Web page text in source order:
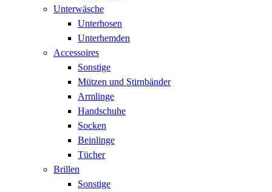
Unterwäsche
Unterhosen
Unterhemden
Accessoires
Sonstige
Mützen und Stirnbänder
Armlinge
Handschuhe
Socken
Beinlinge
Tücher
Brillen
Sonstige